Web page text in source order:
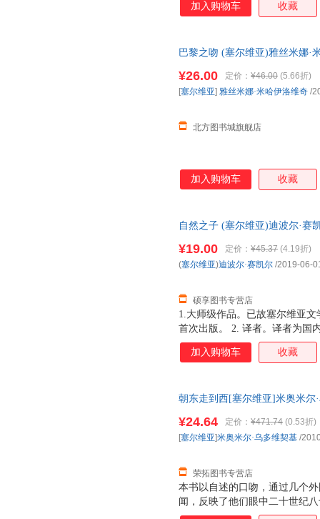
加入购物车 收藏
巴黎之吻 (塞尔维亚)雅丝米娜·
¥26.00 定价： ¥46.00 (5.66折)
北方图书城旗舰店
[塞尔维亚] 雅丝米娜·米哈伊洛维奇 /
加入购物车 收藏
自然之子 (塞尔维亚)迪波尔·赛
1.大师级作品。已故塞尔维亚
首次出版。 2. 译者。译者为国
绝美插画。内含30余幅匠心独
师毕业于中央美术学院，作品
¥19.00 定价： ¥45.37 (4.19折)
硕享图书专营店
(塞尔维亚)迪波尔·赛凯尔 /2019-06-
加入购物车 收藏
朝东走到西[塞尔维亚]米奥米尔
本书以自述的口吻，通过几个
闻，反映了他们眼中二十世纪
政策给国人的思想观念带来的
¥24.64 定价： ¥471.74 (0.53折)
荣拓图书专营店
[塞尔维亚]米奥米尔·乌多维契基 /